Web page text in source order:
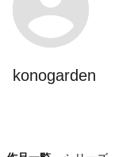
konogarden